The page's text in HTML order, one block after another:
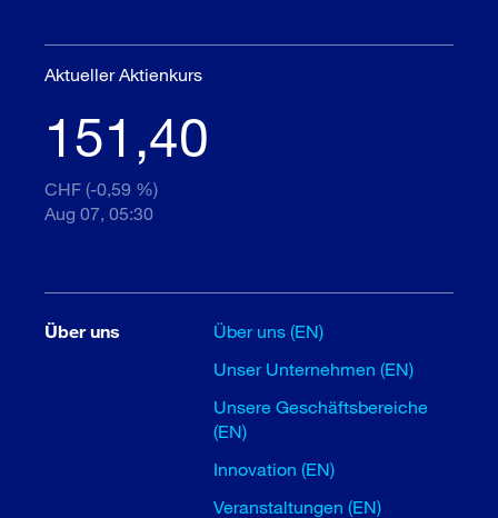
Aktueller Aktienkurs
151,40
CHF (-0,59 %)
Aug 07, 05:30
Über uns
Über uns (EN)
Unser Unternehmen (EN)
Unsere Geschäftsbereiche
(EN)
Innovation (EN)
Veranstaltungen (EN)